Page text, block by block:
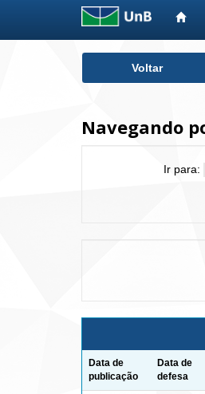
Voltar
Navegando
Ir para:
Data de
publicação
Data de
defesa